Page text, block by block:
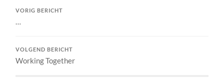
VORIG BERICHT
VOLGEND BERICHT
Working Together